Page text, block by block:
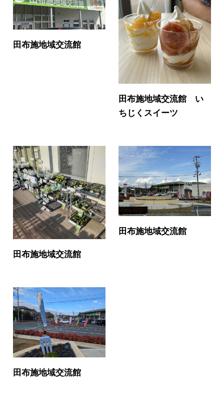
田布施地域交流館
田布施地域交流館 い
ちじくスイーツ
田布施地域交流館
田布施地域交流館
田布施地域交流館